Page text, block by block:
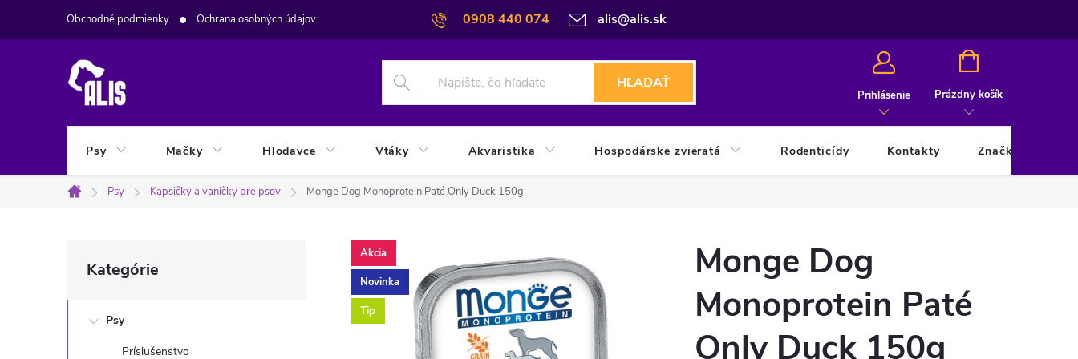
0908 440 074 alis@alis.sk
Obchodné podmienky Ochrana osobných údajov
HĽADAŤ
Prihlásenie
NÁKUPNÝ
Prázdny košík
Psy Mačky Hlodavce Vtáky Akvaristika Hospodárske zvieratá Rodenticídy Kontakty Značky
Domov
Psy Kapsičky a vaničky pre psov Monge Dog Monoprotein Paté Only Duck 150g
o
kategórie
Kategórie
Psy
Príslušenstvo
Akcia
Novinka
Tip
Monge Dog
Monoprotein Paté
Only Duck 150g